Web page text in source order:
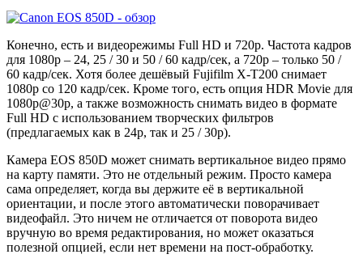
Конечно, есть и видеорежимы Full HD и 720p. Частота кадров
для 1080p – 24, 25 / 30 и 50 / 60 кадр/сек, а 720p – только 50 /
60 кадр/сек. Хотя более дешёвый Fujifilm X-T200 снимает
1080р со 120 кадр/сек. Кроме того, есть опция HDR Movie для
1080p@30p, а также возможность снимать видео в формате
Full HD с использованием творческих фильтров
(предлагаемых как в 24p, так и 25 / 30p).
Камера EOS 850D может снимать вертикальное видео прямо
на карту памяти. Это не отдельный режим. Просто камера
сама определяет, когда вы держите её в вертикальной
ориентации, и после этого автоматически поворачивает
видеофайл. Это ничем не отличается от поворота видео
вручную во время редактирования, но может оказаться
полезной опцией, если нет времени на пост-обработку.